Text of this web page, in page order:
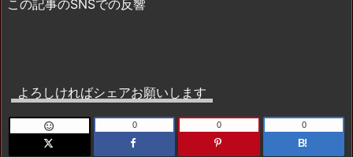
この記事のSNSでの反響
よろしければシェアお願いします
 0 0
B!
0